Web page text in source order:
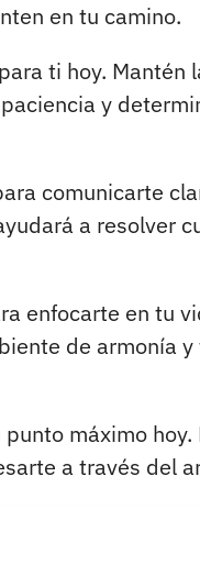
en tu camino.
ti hoy. Mantén
y
comunicarte
a resolver
enfocarte en tu
de armonía
máximo hoy.
a través del